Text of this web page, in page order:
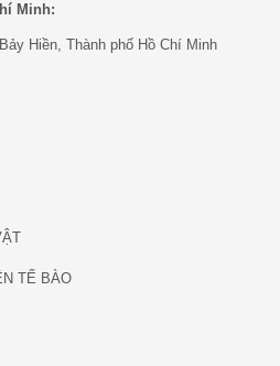
Minh:
Hiền, Thành phố Hồ Chí Minh
TẾ BÀO